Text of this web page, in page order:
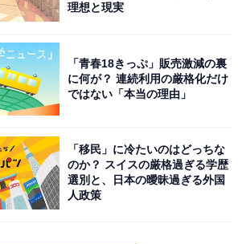
理想と現実
「青春18きっぷ」販売激減の裏
に何が？ 連続利用の厳格化だけ
ではない「本当の理由」
「移民」に冷たいのはどっちな
のか？ スイスの厳格過ぎる学歴
選別と、日本の曖昧過ぎる外国
人政策